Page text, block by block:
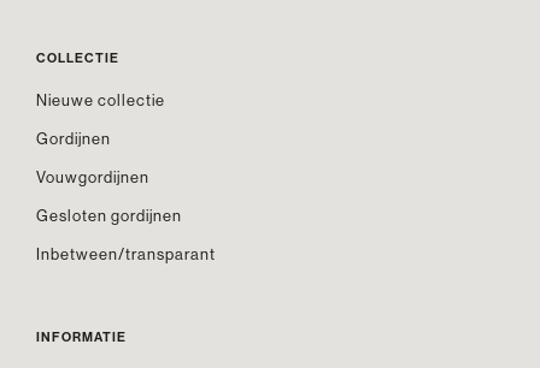
COLLECTIE
Nieuwe collectie
Gordijnen
Vouwgordijnen
Gesloten gordijnen
Inbetween/transparant
INFORMATIE